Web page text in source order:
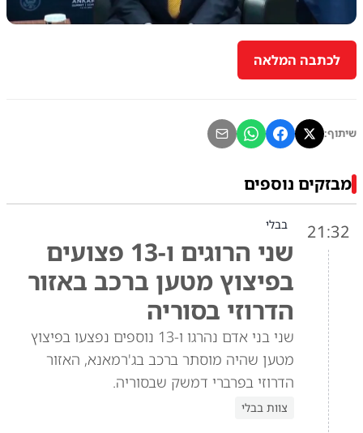
לכתבה המלאה
שיתוף:
מבזקים נוספים
21:32 בבלי
שני הרוגים ו-13 פצועים
בפיצוץ מטען ברכב באזור
הדרוזי בסוריה
שני בני אדם נהרגו ו-13 נוספים נפצעו בפיצוץ
מטען שהיה מוסתר ברכב בג'רמאנא, האזור
הדרוזי בפרברי דמשק שבסוריה.
צוות בבלי